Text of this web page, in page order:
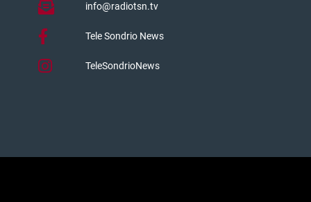
info@radiotsn.tv
Tele Sondrio News
TeleSondrioNews